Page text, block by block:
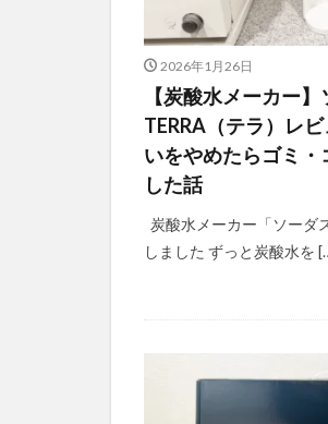
2026年1月26日
【炭酸水メーカー
TERRA（テラ）レ
いをやめたらゴミ
した話
炭酸水メーカー「ソーダ
しました ずっと炭酸水を